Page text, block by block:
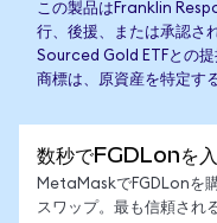
この製品はFranklin
行、後援、または承認さ
Sourced Gold ETFとの
商標は、原資産を特定す
数秒でFGDLonを
MetaMaskでFGDLonを
スワップ。最も信頼され